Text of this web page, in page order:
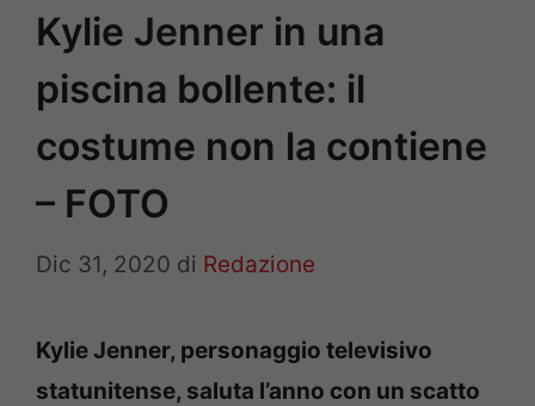
Kylie Jenner in una
piscina bollente: il
costume non la contiene
– FOTO
Dic 31, 2020 di Redazione
Kylie Jenner, personaggio televisivo
statunitense, saluta l’anno con un scatto